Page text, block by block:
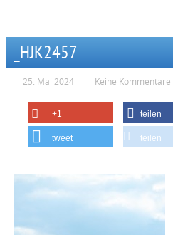
_HJK2457
25. Mai 2024 Keine Kommentare
+1 teilen
tweet teilen